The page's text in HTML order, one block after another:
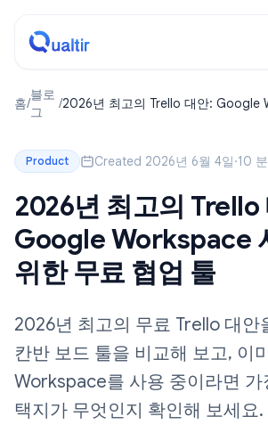
홈/
블로
그
/2026년 최고의 Trello 대안: Google
Product Created 2026년 6월 4일·10
2026년 최고의 Trello
Google Workspace
위한 무료 협업 툴
2026년 최고의 무료 Trello 대안
칸반 보드 툴을 비교해 보고, 이
Workspace를 사용 중이라면 가
택지가 무엇인지 확인해 보세요.